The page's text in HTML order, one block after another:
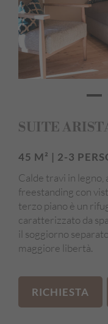
SUITE
45 M² | 2-3
Calde travi in legno,
freestanding con
terzo piano è un
caratterizzato da
il soggiorno
maggiore libertà.
RICHIESTA